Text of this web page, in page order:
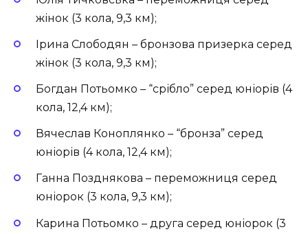
жінок (3 кола, 9,3 км);
Ірина Слободян – бронзова призерка серед
жінок (3 кола, 9,3 км);
Богдан Потьомко – “срібло” серед юніорів (4
кола, 12,4 км);
Вячеслав Коноплянко – “бронза” серед
юніорів (4 кола, 12,4 км);
Ганна Позднякова – переможниця серед
юніорок (3 кола, 9,3 км);
Карина Потьомко – друга серед юніорок (3